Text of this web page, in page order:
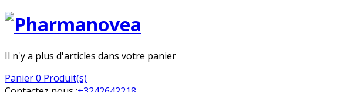
Il n'y a plus d'articles dans votre panier
Panier0 Produit(s)